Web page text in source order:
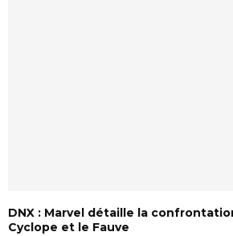
DNX : Marvel détaille la
Cyclope et le Fauve